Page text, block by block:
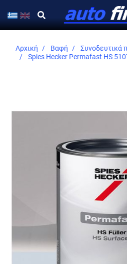
Αρχική Βαφή Συνοδευτικά
Spies Hecker Permafast HS
Skip